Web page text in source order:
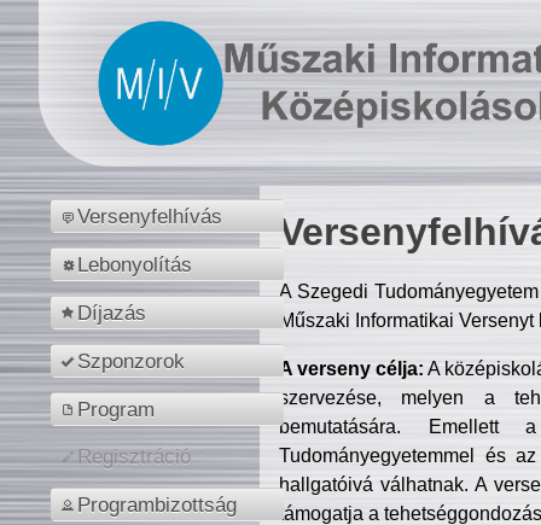
Versenyfelhívás
Lebonyolítás
Díjazás
Szponzorok
Program
Regisztráció
Programbizottság
A Szegedi
Műszaki Informatikai
A verseny célja: A
szervezése, melyen a
bemutatására. Emellett
Tudományegyetemmel és
hallgatóivá válhatnak. A
támogatja a